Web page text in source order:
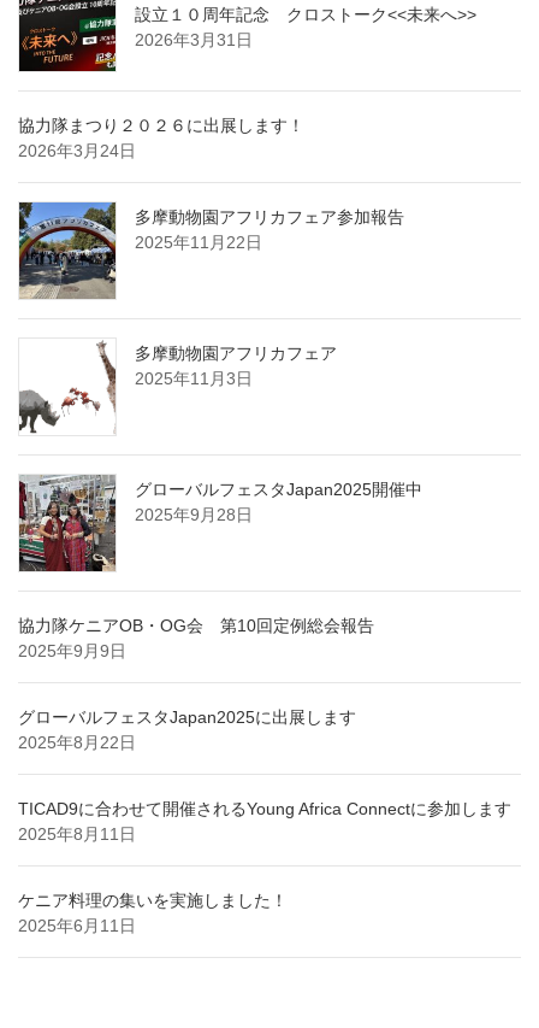
設立１０周年記念 クロストーク<<未来へ>>
2026年3月31日
協力隊まつり２０２６に出展します！
2026年3月24日
多摩動物園アフリカフェア参加報告
2025年11月22日
多摩動物園アフリカフェア
2025年11月3日
グローバルフェスタJapan2025開催中
2025年9月28日
協力隊ケニアOB・OG会 第10回定例総会報告
2025年9月9日
グローバルフェスタJapan2025に出展します
2025年8月22日
TICAD9に合わせて開催されるYoung Africa Connectに参加します
2025年8月11日
ケニア料理の集いを実施しました！
2025年6月11日